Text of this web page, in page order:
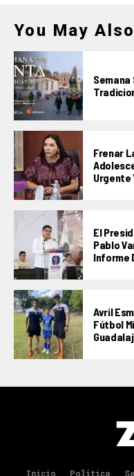
You May
Frenar
Urgente
El
Pablo
Informe
Avril
Fútbol
Inicio Politica